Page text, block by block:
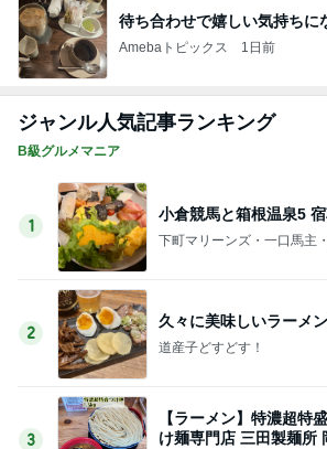
待ち合わせで嬉しい気持ちに
Amebaトピックス 1日前
ジャンル人気記事ランキング
B級グルメマニア
1
小倉競馬と箱根温泉5
下町マリーンズ・一口馬主
2
久々に美味しいラーメ
道産子どすどす！
3
【ラーメン】特濃超
け麺専門店 三田製麺